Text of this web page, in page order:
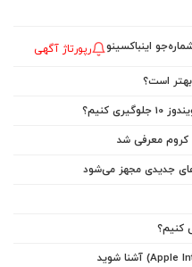
اینباکسینو رپورتاژ آگهی
جدیدی مجهز می‌شود
کنیم؟